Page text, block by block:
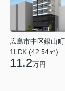
広島市中区銀山町
1LDK (42.54㎡)
11.2万円